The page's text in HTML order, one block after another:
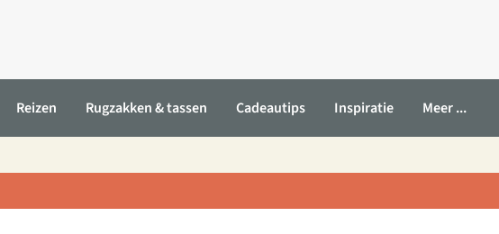
Reizen Rugzakken & tassen Cadeautips Inspiratie Meer ...